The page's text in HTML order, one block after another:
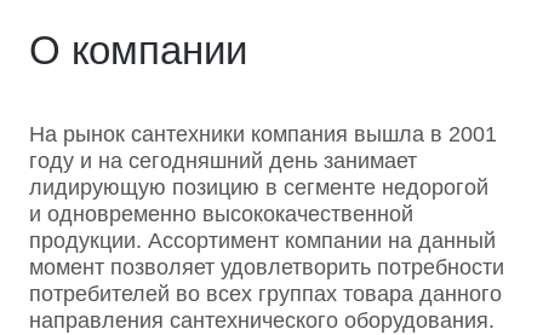
О компании
На рынок сантехники компания вышла в 2001
году и на сегодняшний день занимает
лидирующую позицию в сегменте недорогой
и одновременно высококачественной
продукции. Ассортимент компании на данный
момент позволяет удовлетворить потребности
потребителей во всех группах товара данного
направления сантехнического оборудования.